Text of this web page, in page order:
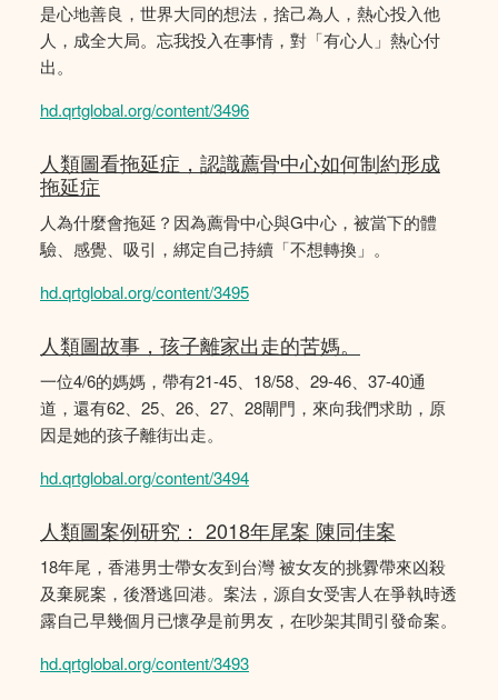
是心地善良，世界大同的想法，捨己為人，熱心投入他
人，成全大局。忘我投入在事情，對「有心人」熱心付
出。
hd.qrtglobal.org/content/3496
人類圖看拖延症，認識薦骨中心如何制約形成
拖延症
人為什麼會拖延？因為薦骨中心與G中心，被當下的體
驗、感覺、吸引，綁定自己持續「不想轉換」。
hd.qrtglobal.org/content/3495
人類圖故事，孩子離家出走的苦媽。
一位4/6的媽媽，帶有21-45、18/58、29-46、37-40通
道，還有62、25、26、27、28閘門，來向我們求助，原
因是她的孩子離街出走。
hd.qrtglobal.org/content/3494
人類圖案例研究： 2018年尾案 陳同佳案
18年尾，香港男士帶女友到台灣 被女友的挑釁帶來凶殺
及棄屍案，後潛逃回港。案法，源自女受害人在爭執時透
露自己早幾個月已懷孕是前男友，在吵架其間引發命案。
hd.qrtglobal.org/content/3493